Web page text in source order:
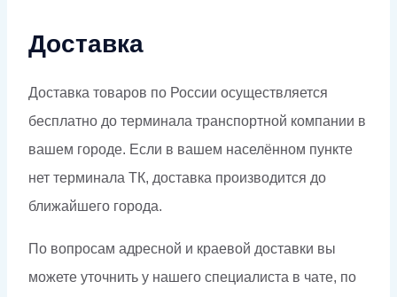
Доставка
Доставка товаров по России осуществляется
бесплатно до терминала транспортной компании в
вашем городе. Если в вашем населённом пункте
нет терминала ТК, доставка производится до
ближайшего города.
По вопросам адресной и краевой доставки вы
можете уточнить у нашего специалиста в чате, по